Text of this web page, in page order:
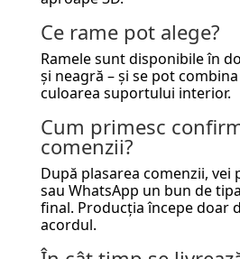
Ce rame pot alege?
Ramele sunt disponibile în
și neagră – și se pot
culoarea suportului interior.
Cum primesc
comenzii?
După plasarea comenzii, vei
sau WhatsApp un bun de
final. Producția începe doar
acordul.